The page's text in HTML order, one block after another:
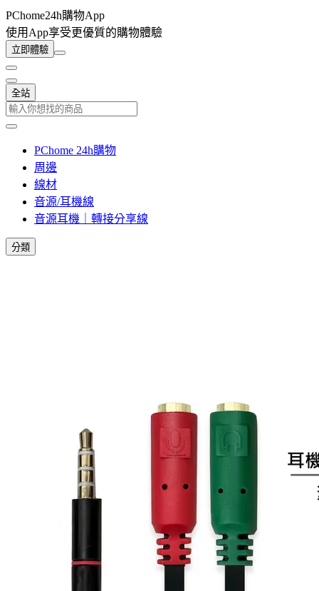
PChome24h購物App
使用App享受更優質的購物體驗
立即體驗
全站
PChome 24h購物
周邊
線材
音源/耳機線
音源耳機｜轉接分享線
分類